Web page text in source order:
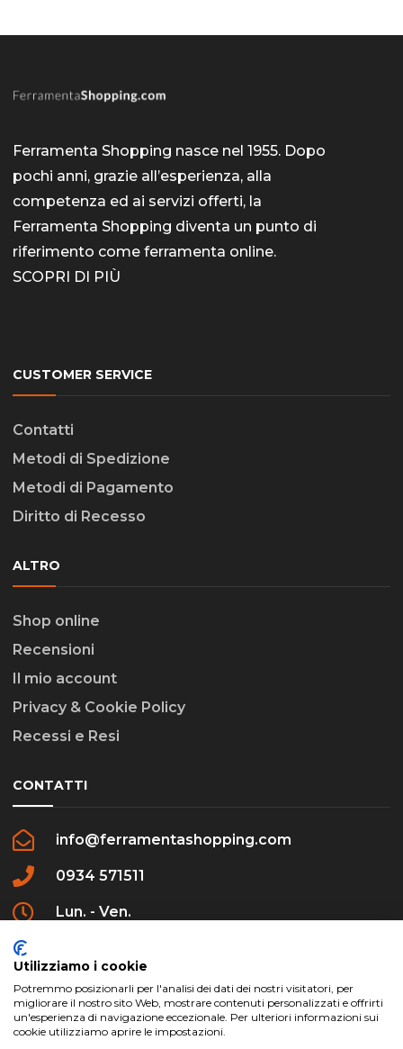
Ferramenta Shopping nasce nel 1955. Dopo
pochi anni, grazie all’esperienza, alla
competenza ed ai servizi offerti, la
Ferramenta Shopping diventa un punto di
riferimento come ferramenta online.
SCOPRI DI PIÙ
CUSTOMER SERVICE
Contatti
Metodi di Spedizione
Metodi di Pagamento
Diritto di Recesso
ALTRO
Shop online
Recensioni
Il mio account
Privacy & Cookie Policy
Recessi e Resi
CONTATTI
info@ferramentashopping.com
0934 571511
Lun. - Ven.
Utilizziamo i cookie
Potremmo posizionarli per l'analisi dei dati dei nostri visitatori, per
migliorare il nostro sito Web, mostrare contenuti personalizzati e offrirti
un'esperienza di navigazione eccezionale. Per ulteriori informazioni sui
cookie utilizziamo aprire le impostazioni.